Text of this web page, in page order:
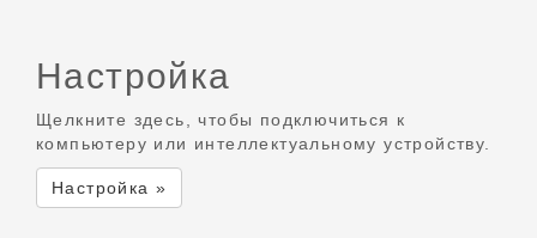
Настройка
Щелкните здесь, чтобы подключиться к
компьютеру или интеллектуальному устройству.
Настройка »